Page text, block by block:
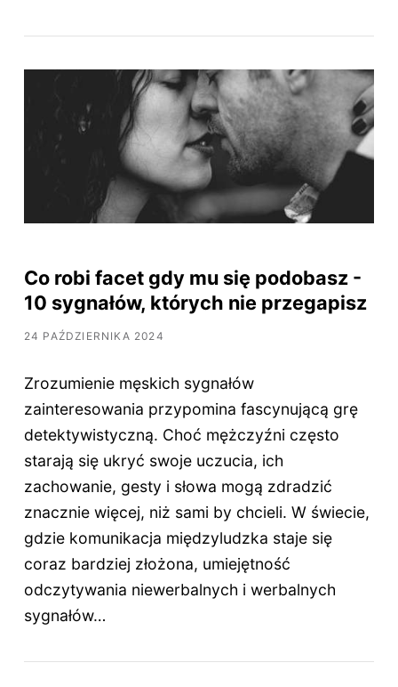
Co robi facet gdy mu się podobasz -
10 sygnałów, których nie przegapisz
24 PAŹDZIERNIKA 2024
Zrozumienie męskich sygnałów
zainteresowania przypomina fascynującą grę
detektywistyczną. Choć mężczyźni często
starają się ukryć swoje uczucia, ich
zachowanie, gesty i słowa mogą zdradzić
znacznie więcej, niż sami by chcieli. W świecie,
gdzie komunikacja międzyludzka staje się
coraz bardziej złożona, umiejętność
odczytywania niewerbalnych i werbalnych
sygnałów…